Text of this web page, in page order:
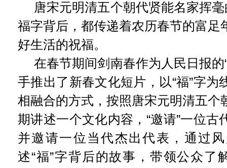
唐宋元明清五个朝代贤能名家挥毫
福字背后，都传递着农历春节的富足
好生活的祝福。
在春节期间剑南春作为人民日报的
手推出了新春文化短片，以“福”字为
相融合的方式，按照唐宋元明清五个
期讲述一个文化内容，“邀请”一位古
并邀请一位当代杰出代表，通过
述“福”字背后的故事，带领公众了